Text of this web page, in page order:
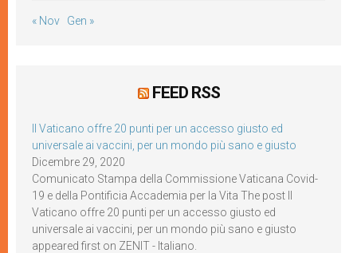
« Nov Gen »
FEED RSS
Il Vaticano offre 20 punti per un accesso giusto ed
universale ai vaccini, per un mondo più sano e giusto
Dicembre 29, 2020
Comunicato Stampa della Commissione Vaticana Covid-
19 e della Pontificia Accademia per la Vita The post Il
Vaticano offre 20 punti per un accesso giusto ed
universale ai vaccini, per un mondo più sano e giusto
appeared first on ZENIT - Italiano.